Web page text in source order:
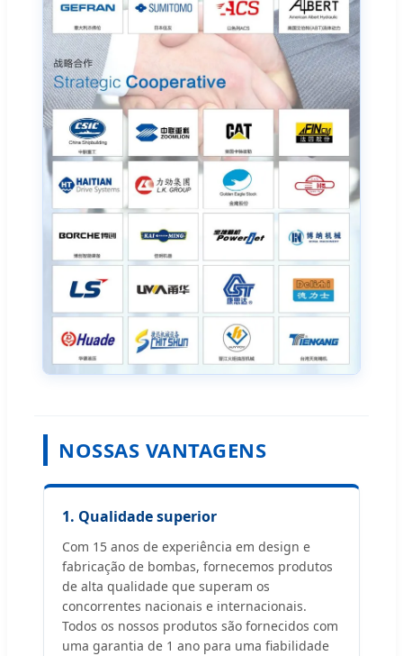
NOSSAS VANTAGENS
1. Qualidade superior
Com 15 anos de experiência em design e
fabricação de bombas, fornecemos produtos
de alta qualidade que superam os
concorrentes nacionais e internacionais.
Todos os nossos produtos são fornecidos com
uma garantia de 1 ano para uma fiabilidade